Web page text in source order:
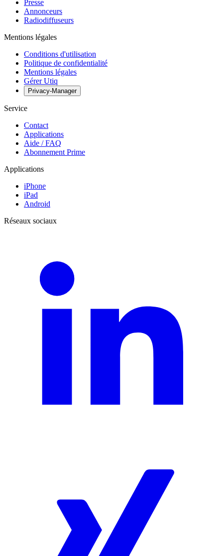
Presse
Annonceurs
Radiodiffuseurs
Mentions légales
Conditions d'utilisation
Politique de confidentialité
Mentions légales
Gérer Utiq
Privacy-Manager
Service
Contact
Applications
Aide / FAQ
Abonnement Prime
Applications
iPhone
iPad
Android
Réseaux sociaux